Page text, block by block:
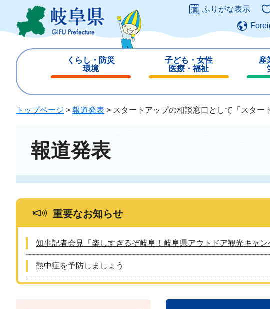
ジ
ュ
ふりがな表示
くらし・防災
環境
じ
子ども・女性
医療・福祉
じ
産
じ
る
トップページ > 報道発表 > スタートアップの相談窓口として「スタ
報道発表
重要なお知らせ
知事記者会見「楽しすぎるぞ岐阜！岐阜県アウトドア観光キャ
熱中症を予防しましょう